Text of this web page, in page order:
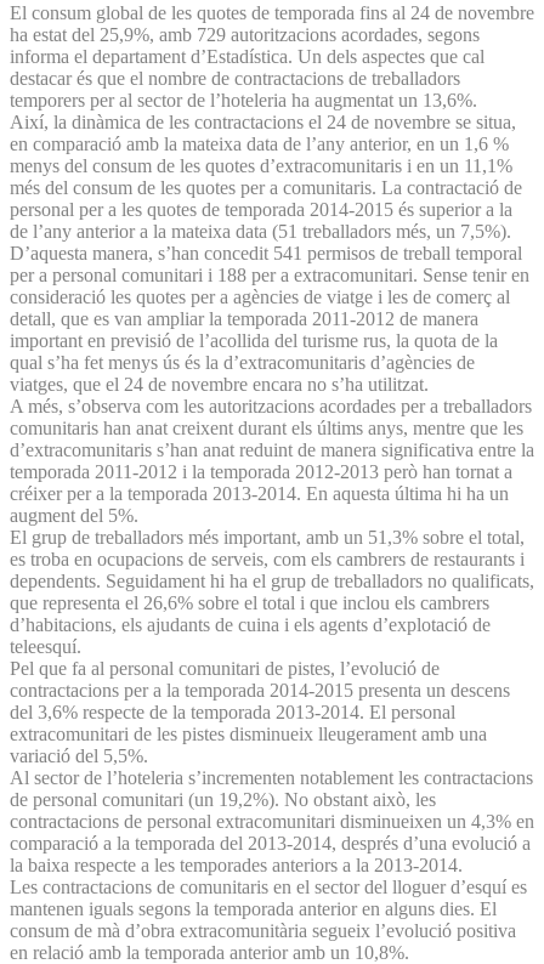
El consum global de les quotes de temporada fins al 24 de novembre
ha estat del 25,9%, amb 729 autoritzacions acordades, segons
informa el departament d’Estadística. Un dels aspectes que cal
destacar és que el nombre de contractacions de treballadors
temporers per al sector de l’hoteleria ha augmentat un 13,6%.
Així, la dinàmica de les contractacions el 24 de novembre se situa,
en comparació amb la mateixa data de l’any anterior, en un 1,6 %
menys del consum de les quotes d’extracomunitaris i en un 11,1%
més del consum de les quotes per a comunitaris. La contractació de
personal per a les quotes de temporada 2014-2015 és superior a la
de l’any anterior a la mateixa data (51 treballadors més, un 7,5%).
D’aquesta manera, s’han concedit 541 permisos de treball temporal
per a personal comunitari i 188 per a extracomunitari. Sense tenir en
consideració les quotes per a agències de viatge i les de comerç al
detall, que es van ampliar la temporada 2011-2012 de manera
important en previsió de l’acollida del turisme rus, la quota de la
qual s’ha fet menys ús és la d’extracomunitaris d’agències de
viatges, que el 24 de novembre encara no s’ha utilitzat.
A més, s’observa com les autoritzacions acordades per a treballadors
comunitaris han anat creixent durant els últims anys, mentre que les
d’extracomunitaris s’han anat reduint de manera significativa entre la
temporada 2011-2012 i la temporada 2012-2013 però han tornat a
créixer per a la temporada 2013-2014. En aquesta última hi ha un
augment del 5%.
El grup de treballadors més important, amb un 51,3% sobre el total,
es troba en ocupacions de serveis, com els cambrers de restaurants i
dependents. Seguidament hi ha el grup de treballadors no qualificats,
que representa el 26,6% sobre el total i que inclou els cambrers
d’habitacions, els ajudants de cuina i els agents d’explotació de
teleesquí.
Pel que fa al personal comunitari de pistes, l’evolució de
contractacions per a la temporada 2014-2015 presenta un descens
del 3,6% respecte de la temporada 2013-2014. El personal
extracomunitari de les pistes disminueix lleugerament amb una
variació del 5,5%.
Al sector de l’hoteleria s’incrementen notablement les contractacions
de personal comunitari (un 19,2%). No obstant això, les
contractacions de personal extracomunitari disminueixen un 4,3% en
comparació a la temporada del 2013-2014, després d’una evolució a
la baixa respecte a les temporades anteriors a la 2013-2014.
Les contractacions de comunitaris en el sector del lloguer d’esquí es
mantenen iguals segons la temporada anterior en alguns dies. El
consum de mà d’obra extracomunitària segueix l’evolució positiva
en relació amb la temporada anterior amb un 10,8%.